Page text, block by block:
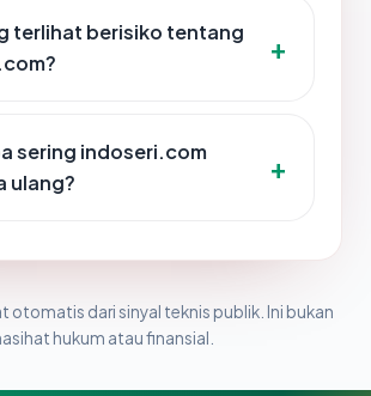
terlihat berisiko tentang
sering indoseri.com
ulang?
otomatis dari sinyal teknis publik. Ini bukan
hukum atau finansial.